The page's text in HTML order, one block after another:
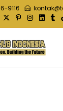
9116